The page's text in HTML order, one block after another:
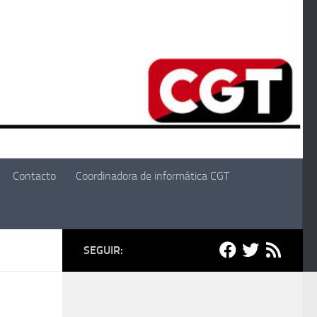
Contacto Coordinadora de informática CGT
SEGUIR: